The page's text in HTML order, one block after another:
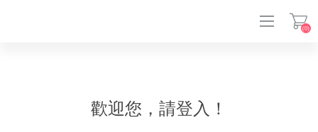
(0)
歡迎您，請登入！